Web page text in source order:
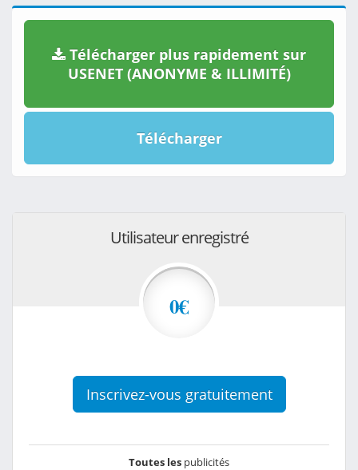
Télécharger plus rapidement sur
USENET (ANONYME & ILLIMITÉ)
Télécharger
Utilisateur enregistré
0€
Inscrivez-vous gratuitement
Toutes les publicités